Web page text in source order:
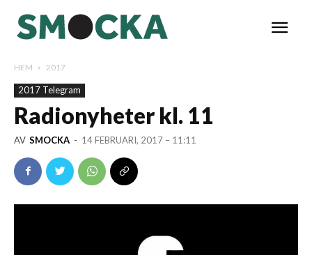
HEM 2017
2017 Telegram
Radionyheter kl. 11
AV SMOCKA - 14 FEBRUARI, 2017 – 11:11